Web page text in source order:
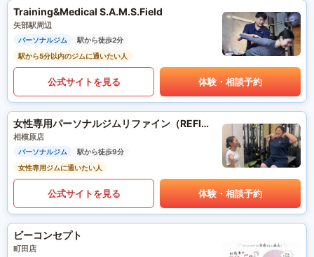
Training&Medical S.A.M.S.Field
矢部駅周辺
パーソナルジム
駅から徒歩2分
駅から5分以内のジムに通いたい人
公式サイトを見る 体験・相談予約
女性専用パーソナルジムリファイン（REFINE）
相模原店
パーソナルジム
駅から徒歩9分
女性専用ジムに通いたい人
公式サイトを見る 体験・相談予約
ビーコンセプト
町田店